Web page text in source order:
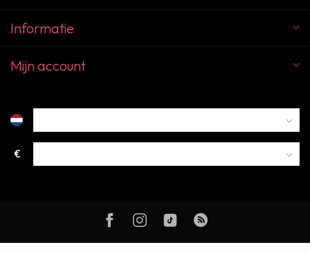
Informatie
Mijn account
€